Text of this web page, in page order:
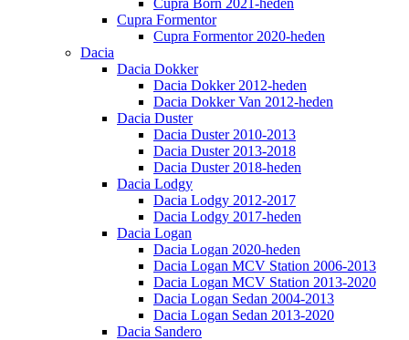
Cupra Born 2021-heden
Cupra Formentor
Cupra Formentor 2020-heden
Dacia
Dacia Dokker
Dacia Dokker 2012-heden
Dacia Dokker Van 2012-heden
Dacia Duster
Dacia Duster 2010-2013
Dacia Duster 2013-2018
Dacia Duster 2018-heden
Dacia Lodgy
Dacia Lodgy 2012-2017
Dacia Lodgy 2017-heden
Dacia Logan
Dacia Logan 2020-heden
Dacia Logan MCV Station 2006-2013
Dacia Logan MCV Station 2013-2020
Dacia Logan Sedan 2004-2013
Dacia Logan Sedan 2013-2020
Dacia Sandero